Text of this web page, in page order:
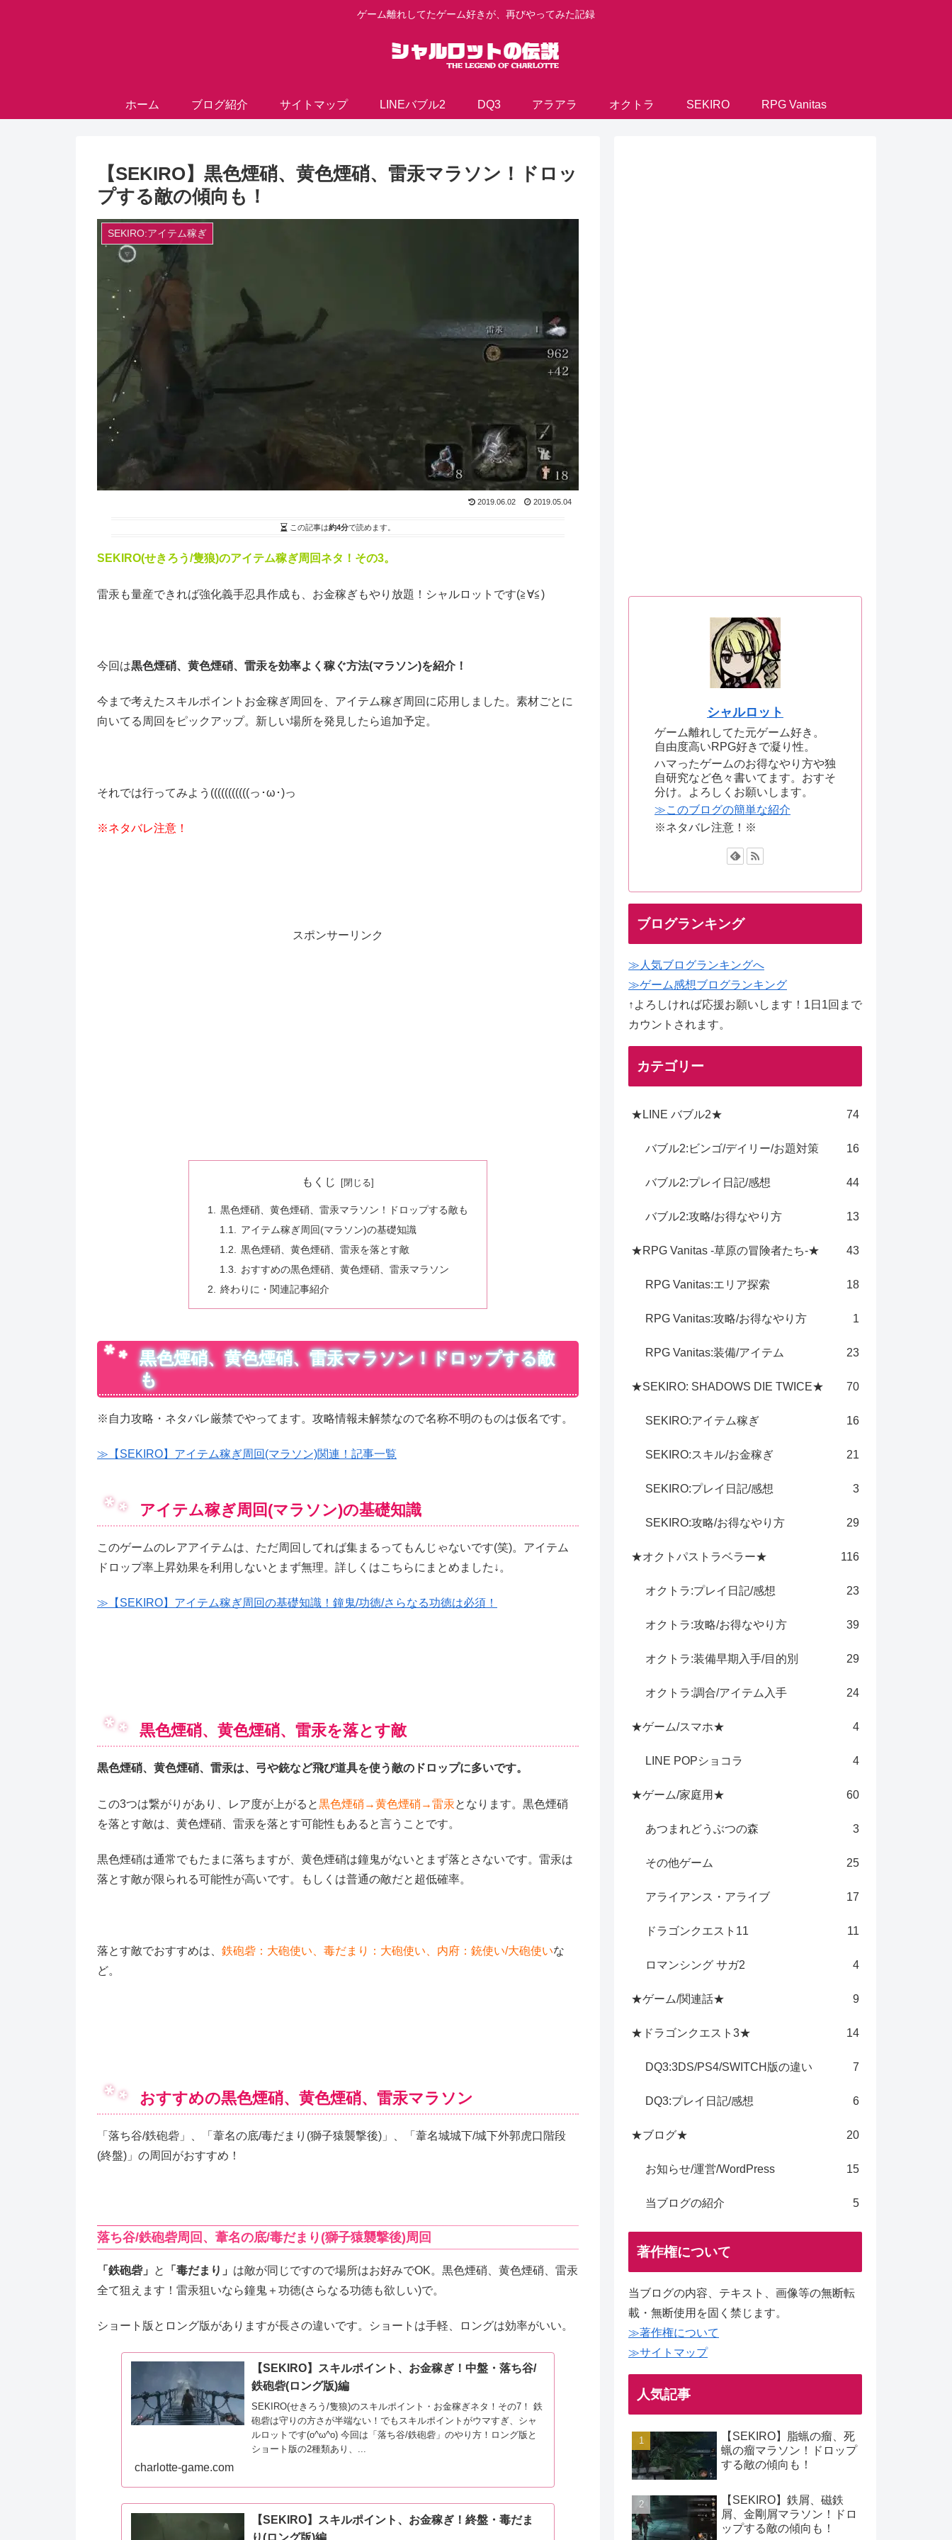
ゲーム離れしてたゲーム好きが、再びやってみた記録
ホーム ブログ紹介 サイトマップ LINEバブル2 DQ3 アラアラ オクトラ SEKIRO RPG Vanitas
【SEKIRO】黒色煙硝、黄色煙硝、雷汞マラソン！ドロッ
プする敵の傾向も！
SEKIRO:アイテム稼ぎ
2019.06.02 2019.05.04
この記事は約4分で読めます。
SEKIRO(せきろう/隻狼)のアイテム稼ぎ周回ネタ！その3。
雷汞も量産できれば強化義手忍具作成も、お金稼ぎもやり放題！シャルロットです(≧∀≦)
今回は黒色煙硝、黄色煙硝、雷汞を効率よく稼ぐ方法(マラソン)を紹介！
今まで考えたスキルポイントお金稼ぎ周回を、アイテム稼ぎ周回に応用しました。素材ごとに
向いてる周回をピックアップ。新しい場所を発見したら追加予定。
それでは行ってみよう(((((((((((っ･ω･)っ
※ネタバレ注意！
スポンサーリンク
もくじ
黒色煙硝、黄色煙硝、雷汞マラソン！ドロップする敵も
アイテム稼ぎ周回(マラソン)の基礎知識
黒色煙硝、黄色煙硝、雷汞を落とす敵
おすすめの黒色煙硝、黄色煙硝、雷汞マラソン
終わりに・関連記事紹介
黒色煙硝、黄色煙硝、雷汞マラソン！ドロップする敵
も
※自力攻略・ネタバレ厳禁でやってます。攻略情報未解禁なので名称不明のものは仮名です。
≫【SEKIRO】アイテム稼ぎ周回(マラソン)関連！記事一覧
アイテム稼ぎ周回(マラソン)の基礎知識
このゲームのレアアイテムは、ただ周回してれば集まるってもんじゃないです(笑)。アイテム
ドロップ率上昇効果を利用しないとまず無理。詳しくはこちらにまとめました↓。
≫【SEKIRO】アイテム稼ぎ周回の基礎知識！鐘鬼/功徳/さらなる功徳は必須！
黒色煙硝、黄色煙硝、雷汞を落とす敵
黒色煙硝、黄色煙硝、雷汞は、弓や銃など飛び道具を使う敵のドロップに多いです。
この3つは繋がりがあり、レア度が上がると黒色煙硝→黄色煙硝→雷汞となります。黒色煙硝
を落とす敵は、黄色煙硝、雷汞を落とす可能性もあると言うことです。
黒色煙硝は通常でもたまに落ちますが、黄色煙硝は鐘鬼がないとまず落とさないです。雷汞は
落とす敵が限られる可能性が高いです。もしくは普通の敵だと超低確率。
落とす敵でおすすめは、 鉄砲砦：大砲使い、毒だまり：大砲使い、内府：銃使い/大砲使いな
ど。
おすすめの黒色煙硝、黄色煙硝、雷汞マラソン
「落ち谷/鉄砲砦」、「葦名の底/毒だまり(獅子猿襲撃後)」、「葦名城城下/城下外郭虎口階段
(終盤)」の周回がおすすめ！
落ち谷/鉄砲砦周回、葦名の底/毒だまり(獅子猿襲撃後)周回
「鉄砲砦」 と 「毒だまり」 は敵が同じですので場所はお好みでOK。黒色煙硝、黄色煙硝、雷汞
全て狙えます！雷汞狙いなら鐘鬼＋功徳(さらなる功徳も欲しい)で。
ショート版とロング版がありますが長さの違いです。ショートは手軽、ロングは効率がいい。
【SEKIRO】スキルポイント、お金稼ぎ！中盤・落ち谷/
鉄砲砦(ロング版)編
SEKIRO(せきろう/隻狼)のスキルポイント・お金稼ぎネタ！その7！ 鉄
砲砦は守りの方さが半端ない！でもスキルポイントがウマすぎ、シャ
ルロットです(o^ω^o) 今回は「落ち谷/鉄砲砦」のやり方！ロング版と
ショート版の2種類あり、...
charlotte-game.com
【SEKIRO】スキルポイント、お金稼ぎ！終盤・毒だま
り(ロング版)編
シャルロット
ゲーム離れしてた元ゲーム好き。
自由度高いRPG好きで凝り性。
ハマったゲームのお得なやり方や独
自研究など色々書いてます。おすそ
分け。よろしくお願いします。
≫このブログの簡単な紹介
※ネタバレ注意！※
ブログランキング
≫人気ブログランキングへ
≫ゲーム感想ブログランキング
↑よろしければ応援お願いします！1日1回まで
カウントされます。
カテゴリー
★LINE バブル2★ 74
バブル2:ビンゴ/デイリー/お題対策 16
バブル2:プレイ日記/感想 44
バブル2:攻略/お得なやり方 13
★RPG Vanitas -草原の冒険者たち-★ 43
RPG Vanitas:エリア探索 18
RPG Vanitas:攻略/お得なやり方 1
RPG Vanitas:装備/アイテム 23
★SEKIRO: SHADOWS DIE TWICE★ 70
SEKIRO:アイテム稼ぎ 16
SEKIRO:スキル/お金稼ぎ 21
SEKIRO:プレイ日記/感想 3
SEKIRO:攻略/お得なやり方 29
★オクトパストラベラー★ 116
オクトラ:プレイ日記/感想 23
オクトラ:攻略/お得なやり方 39
オクトラ:装備早期入手/目的別 29
オクトラ:調合/アイテム入手 24
★ゲーム/スマホ★ 4
LINE POPショコラ 4
★ゲーム/家庭用★ 60
あつまれどうぶつの森 3
その他ゲーム 25
アライアンス・アライブ 17
ドラゴンクエスト11 11
ロマンシング サガ2 4
★ゲーム/関連話★ 9
★ドラゴンクエスト3★ 14
DQ3:3DS/PS4/SWITCH版の違い 7
DQ3:プレイ日記/感想 6
★ブログ★ 20
お知らせ/運営/WordPress 15
当ブログの紹介 5
著作権について
当ブログの内容、テキスト、画像等の無断転
載・無断使用を固く禁じます。
≫著作権について
≫サイトマップ
人気記事
【SEKIRO】脂蝋の瘤、死
蝋の瘤マラソン！ドロップ
する敵の傾向も！
【SEKIRO】鉄屑、磁鉄
屑、金剛屑マラソン！ドロ
ップする敵の傾向も！